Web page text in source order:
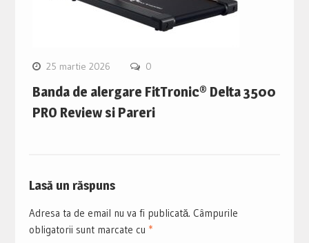
25 martie 2026 0
Banda de alergare FitTronic® Delta 3500
PRO Review si Pareri
Lasă un răspuns
Adresa ta de email nu va fi publicată. Câmpurile
obligatorii sunt marcate cu *